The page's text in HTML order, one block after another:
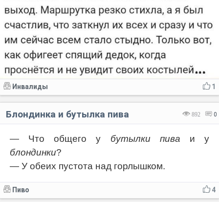
1
Инвалиды
892 0
Блондинка и бутылка пива
— Что общего у бутылки пива и у
блондинки?
— У обеих пустота над горлышком.
4
Пиво